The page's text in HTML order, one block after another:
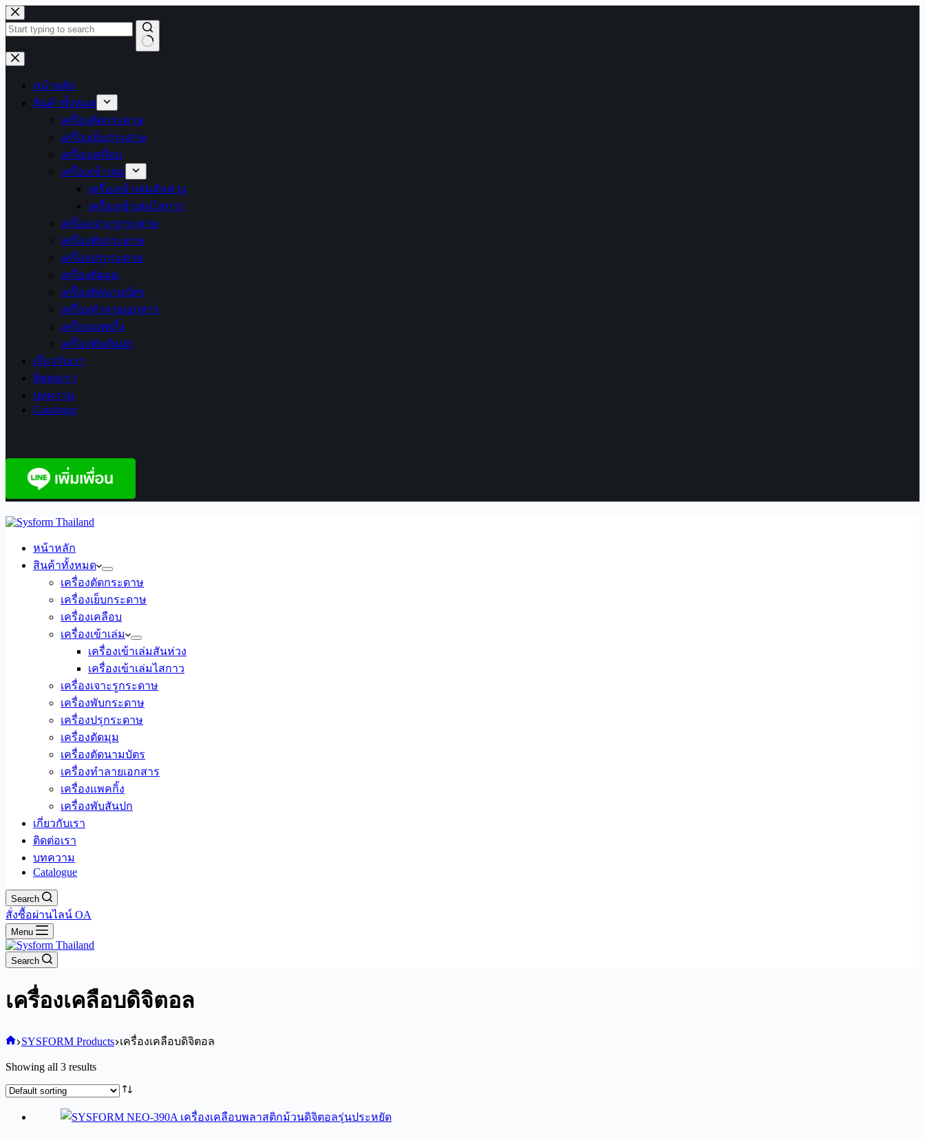
Skip
to
content
No
results
หน้าหลัก
สินค้าทั้งหมด
เครื่องตัดกระดาษ
เครื่องเย็บกระดาษ
เครื่องเคลือบ
เครื่องเข้าเล่ม
เครื่องเข้าเล่มสันห่วง
เครื่องเข้าเล่มไสกาว
เครื่องเจาะรูกระดาษ
เครื่องพับกระดาษ
เครื่องปรุกระดาษ
เครื่องตัดมุม
เครื่องตัดนามบัตร
เครื่องทำลายเอกสาร
เครื่องแพคกิ้ง
เครื่องพับสันปก
เกี่ยวกับเรา
ติดต่อเรา
บทความ
Catalogue
หน้าหลัก
สินค้าทั้งหมด
เครื่องตัดกระดาษ
เครื่องเย็บกระดาษ
เครื่องเคลือบ
เครื่องเข้าเล่ม
เครื่องเข้าเล่มสันห่วง
เครื่องเข้าเล่มไสกาว
เครื่องเจาะรูกระดาษ
เครื่องพับกระดาษ
เครื่องปรุกระดาษ
เครื่องตัดมุม
เครื่องตัดนามบัตร
เครื่องทำลายเอกสาร
เครื่องแพคกิ้ง
เครื่องพับสันปก
เกี่ยวกับเรา
ติดต่อเรา
บทความ
Catalogue
Search
สั่งซื้อผ่านไลน์ OA
Menu
Search
เครื่องเคลือบดิจิตอล
Home
SYSFORM Products เครื่องเคลือบดิจิตอล
Showing all 3 results